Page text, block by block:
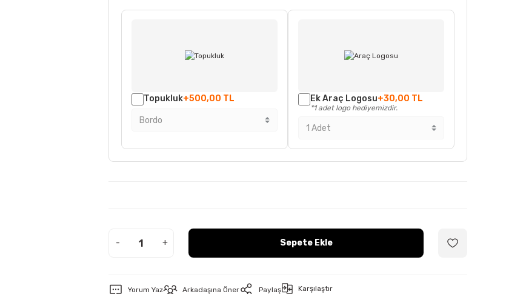
Topukluk+500,00 TL Ek Araç Logosu+30,00 TL
*1 adet logo hediyemizdir.
- + Sepete Ekle
Yorum Yaz Arkadaşına Öner Paylaş Karşılaştır